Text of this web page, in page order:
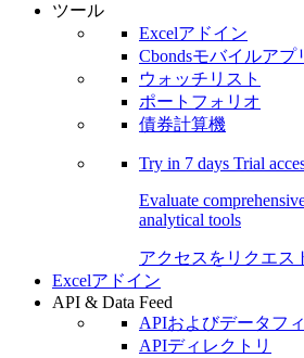
ツール
Excelアドイン
Cbondsモバイルアプ
ウォッチリスト
ポートフォリオ
債券計算機
Try in 7 days Trial
Evaluate
analytical tools
アクセスをリクエス
Excelアドイン
API & Data Feed
APIおよびデータフ
APIディレクトリ